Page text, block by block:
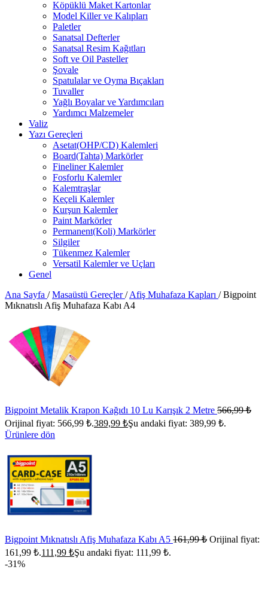
Köpüklü Maket Kartonlar
Model Killer ve Kalıpları
Paletler
Sanatsal Defterler
Sanatsal Resim Kağıtları
Soft ve Oil Pasteller
Şovale
Spatulalar ve Oyma Bıçakları
Tuvaller
Yağlı Boyalar ve Yardımcıları
Yardımcı Malzemeler
Valiz
Yazı Gereçleri
Asetat(OHP/CD) Kalemleri
Board(Tahta) Markörler
Fineliner Kalemler
Fosforlu Kalemler
Kalemtraşlar
Keçeli Kalemler
Kurşun Kalemler
Paint Markörler
Permanent(Koli) Markörler
Silgiler
Tükenmez Kalemler
Versatil Kalemler ve Uçları
Genel
Ana Sayfa / Masaüstü Gereçler/ Afiş Muhafaza Kapları / Bigpoint
Mıknatıslı Afiş Muhafaza Kabı A4
Bigpoint Metalik Krapon Kağıdı 10 Lu Karışık 2 Metre 566,99₺
Orijinal fiyat: 566,99 ₺.389,99 ₺Şu andaki fiyat: 389,99 ₺.
Ürünlere dön
Bigpoint Mıknatıslı Afiş Muhafaza Kabı A5 161,99₺ Orijinal fiyat:
161,99 ₺.111,99 ₺Şu andaki fiyat: 111,99 ₺.
-31%